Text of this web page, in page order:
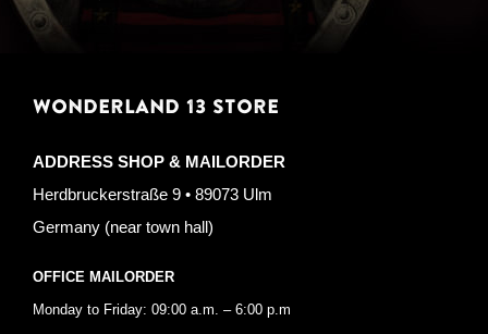
WONDERLAND 13 STORE
ADDRESS SHOP & MAILORDER
Herdbruckerstraße 9 • 89073 Ulm
Germany (near town hall)
OFFICE MAILORDER
Monday to Friday: 09:00 a.m. – 6:00 p.m